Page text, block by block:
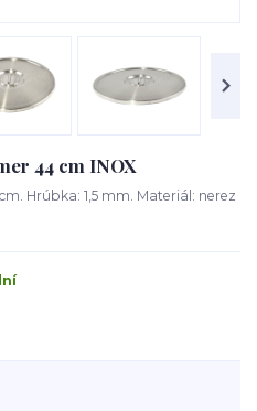
44 cm INOX
Hrúbka: 1,5 mm. Materiál: nerez